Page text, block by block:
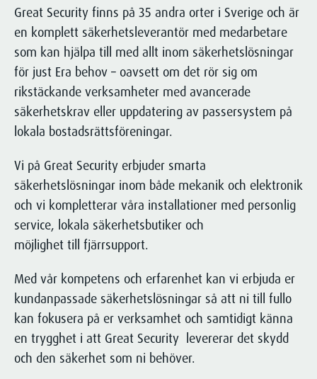
Great Security finns på 35 andra orter i Sverige och är
en komplett säkerhetsleverantör med medarbetare
som kan hjälpa till med allt inom säkerhetslösningar
för just Era behov – oavsett om det rör sig om
rikstäckande verksamheter med avancerade
säkerhetskrav eller uppdatering av passersystem på
lokala bostadsrättsföreningar.
Vi på Great Security erbjuder smarta
säkerhetslösningar inom både mekanik och elektronik
och vi kompletterar våra installationer med personlig
service, lokala säkerhetsbutiker och
möjlighet till fjärrsupport.
Med vår kompetens och erfarenhet kan vi erbjuda er
kundanpassade säkerhetslösningar så att ni till fullo
kan fokusera på er verksamhet och samtidigt känna
en trygghet i att Great Security levererar det skydd
och den säkerhet som ni behöver.